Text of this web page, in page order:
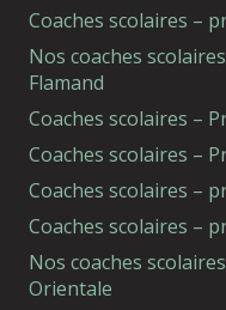
Coaches scolaires –
Nos coaches
Flamand
Coaches scolaires –
Coaches scolaires –
Coaches scolaires –
Coaches scolaires –
Nos coaches
Orientale